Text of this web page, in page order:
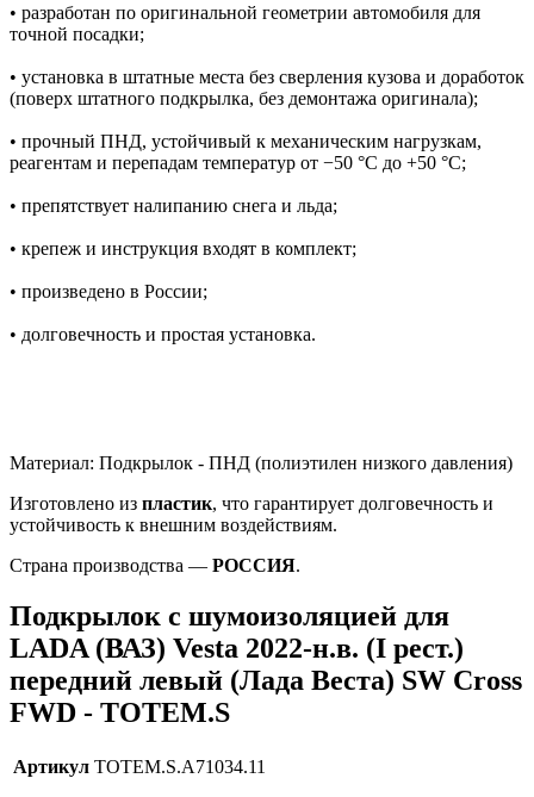
• разработан по оригинальной геометрии автомобиля для
точной посадки;
• установка в штатные места без сверления кузова и доработок
(поверх штатного подкрылка, без демонтажа оригинала);
• прочный ПНД, устойчивый к механическим нагрузкам,
реагентам и перепадам температур от −50 °C до +50 °C;
• препятствует налипанию снега и льда;
• крепеж и инструкция входят в комплект;
• произведено в России;
• долговечность и простая установка.
Материал: Подкрылок - ПНД (полиэтилен низкого давления)
Изготовлено из пластик, что гарантирует долговечность и
устойчивость к внешним воздействиям.
Страна производства — РОССИЯ.
Подкрылок с шумоизоляцией для
LADA (ВАЗ) Vesta 2022-н.в. (I рест.)
передний левый (Лада Веста) SW Cross
FWD - TOTEM.S
Артикул TOTEM.S.A71034.11